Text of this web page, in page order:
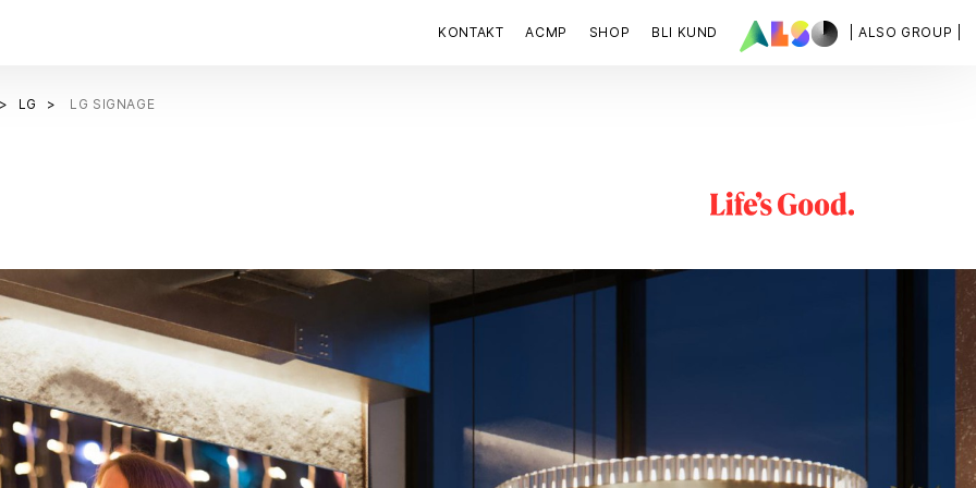
| ALSO GROUP |
KONTAKT ACMP SHOP BLI KUND
LG LG SIGNAGE